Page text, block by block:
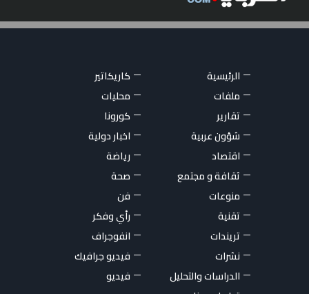
الرئيسية
كاريكاتير
ملفات
محليات
تقارير
كورونا
شؤون عربية
اخبار دولية
اقتصاد
رياضة
ثقافة و مجتمع
صحة
منوعات
فن
تقنية
رأي وفكر
تريندات
انفوجراف
نشرات
فيديو جرافيك
الدراسات والتحليل
فيديو